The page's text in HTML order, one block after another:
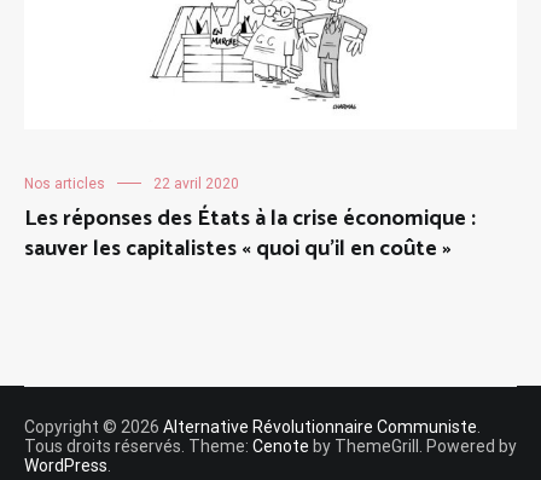
Nos articles 22 avril 2020
Les réponses des États à la crise économique :
sauver les capitalistes « quoi qu’il en coûte »
Copyright © 2026 Alternative Révolutionnaire Communiste.
Tous droits réservés. Theme: Cenote by ThemeGrill. Powered by
WordPress.